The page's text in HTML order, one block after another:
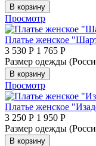
В корзину
Просмотр
Платье женское
3 530 Р 1 765 Р
Размер одежды
В корзину
Просмотр
Платье женское
3 250 Р 1 950 Р
Размер одежды
В корзину